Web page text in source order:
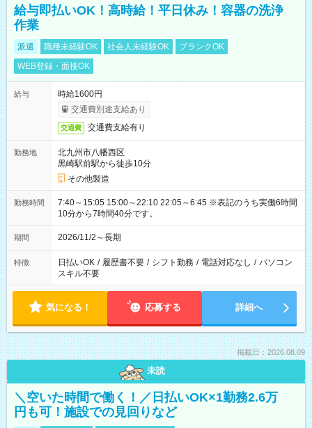
給与即払いOK！高時給！平日休み！容器の洗浄
作業
派遣 職種未経験OK 社会人未経験OK
ブランクOK
WEB登録・面接OK
給与
時給1600円
交通費別途支給あり
交通費 交通費支給有り
勤務地
北九州市八幡西区
黒崎駅前駅から徒歩10分
その他製造
勤務時間
7:40～15:05 15:00～22:10 22:05～6:45 ※表記のうち実働6時間
10分から7時間40分です。
期間 2026/11/2～長期
特徴 日払いOK / 履歴書不要 / シフト勤務 / 電話対応なし / パソコン
スキル不要
気になる！ 応募する 詳細へ
掲載日：2026.08.09
未読
＼空いた時間で働く！／日払いOK×1勤務2.6万
円も可！施設での見回りなど